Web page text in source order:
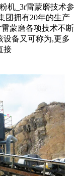
机_3r雷蒙磨技术参
团拥有20年的生产
蒙磨各项技术不断
设备又可称为,更多
接